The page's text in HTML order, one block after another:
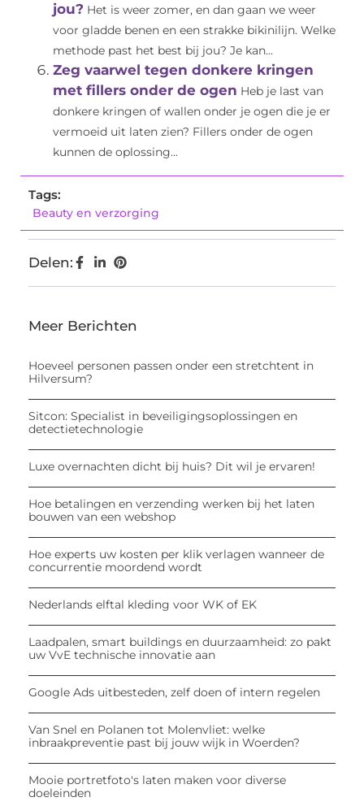
jou? Het is weer zomer, en dan gaan we weer
voor gladde benen en een strakke bikinilijn. Welke
methode past het best bij jou? Je kan...
Zeg vaarwel tegen donkere kringen
met fillers onder de ogen Heb je last van
donkere kringen of wallen onder je ogen die je er
vermoeid uit laten zien? Fillers onder de ogen
kunnen de oplossing...
Tags:
Beauty en verzorging
Delen:
Meer Berichten
Hoeveel personen passen onder een stretchtent in
Hilversum?
Sitcon: Specialist in beveiligingsoplossingen en
detectietechnologie
Luxe overnachten dicht bij huis? Dit wil je ervaren!
Hoe betalingen en verzending werken bij het laten
bouwen van een webshop
Hoe experts uw kosten per klik verlagen wanneer de
concurrentie moordend wordt
Nederlands elftal kleding voor WK of EK
Laadpalen, smart buildings en duurzaamheid: zo pakt
uw VvE technische innovatie aan
Google Ads uitbesteden, zelf doen of intern regelen
Van Snel en Polanen tot Molenvliet: welke
inbraakpreventie past bij jouw wijk in Woerden?
Mooie portretfoto's laten maken voor diverse
doeleinden